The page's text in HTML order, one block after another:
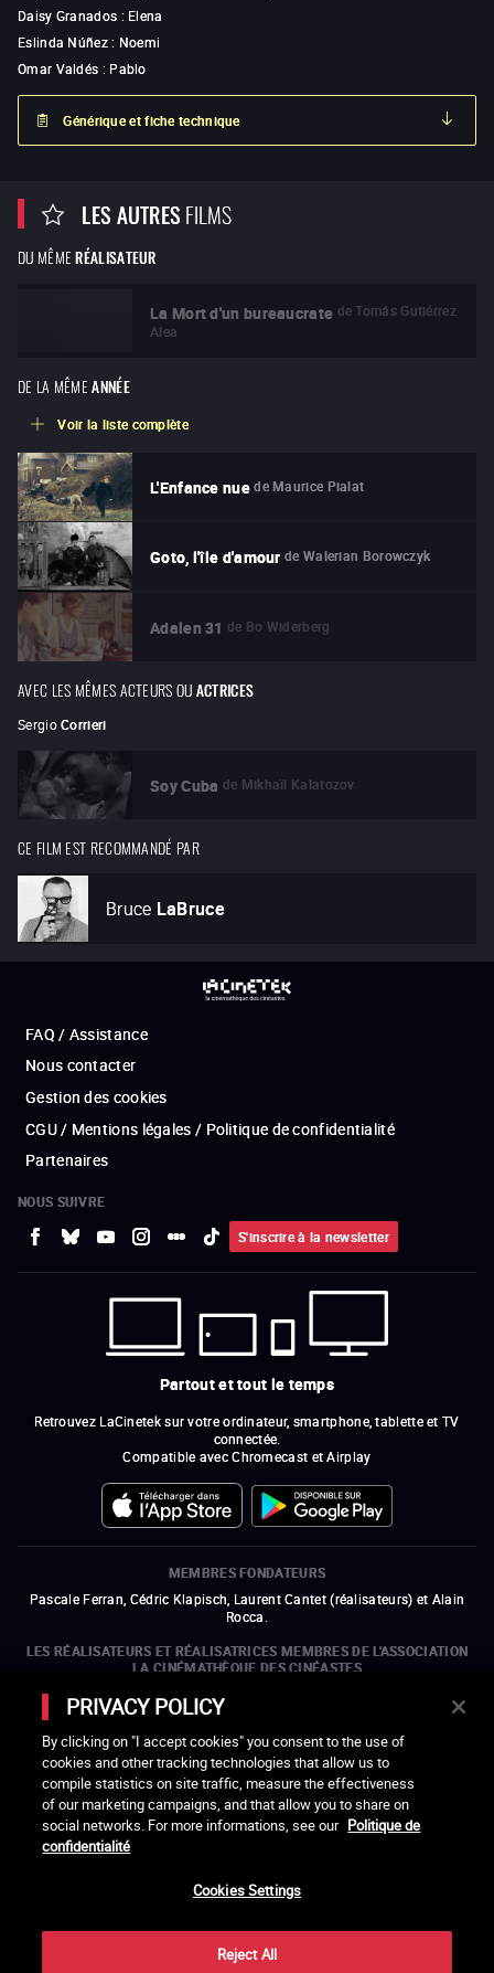
Daisy Granados : Elena
Eslinda Núñez: Noemi
Omar Valdés : Pablo
Générique et fiche technique
LES AUTRESFILMS
DU MÊME RÉALISATEUR
La Mort d'un bureaucrate de Tomás Gutiérrez
Alea
DE LA MÊME ANNÉE
Voir la liste complète
L'Enfance nue de Maurice Pialat
Goto, l'île d'amour de Walerian Borowczyk
Adalen 31 de Bo Widerberg
AVEC LES MÊMES ACTEURS OUACTRICES
Sergio Corrieri
Soy Cuba de Mikhaïl Kalatozov
CE FILM EST RECOMMANDÉ PAR
Bruce LaBruce
FAQ / Assistance
Nous contacter
Gestion des cookies
CGU / Mentions légales / Politique de confidentialité
Partenaires
NOUS SUIVRE
S'inscrire à la newsletter
Partout et tout le temps
Retrouvez LaCinetek sur votre ordinateur, smartphone, tablette et TV
connectée.
Compatible avec Chromecast et Airplay
MEMBRES FONDATEURS
Pascale Ferran, Cédric Klapisch, Laurent Cantet (réalisateurs) et Alain
Rocca.
LES RÉALISATEURS ET RÉALISATRICES MEMBRES DE L'ASSOCIATION
LA CINÉMATHÈQUE DES CINÉASTES
Olivier Assayas, Bertrand Bonello, Michel Hazanavicius (représentant de
l'ARP), Rebecca Zlotowski et Mikael Buch (représentant de la SRF)
LES ORGANISMES MEMBRES DE L'ASSOCIATION LA CINÉMATHÈQUE
DES CINÉASTES
PRIVACY POLICY
By clicking on "I accept cookies" you consent to the use of
cookies and other tracking technologies that allow us to
compile statistics on site traffic, measure the effectiveness
of our marketing campaigns, and that allow you to share on
social networks. For more informations, see our Politique de
confidentialité
Cookies Settings
Reject All